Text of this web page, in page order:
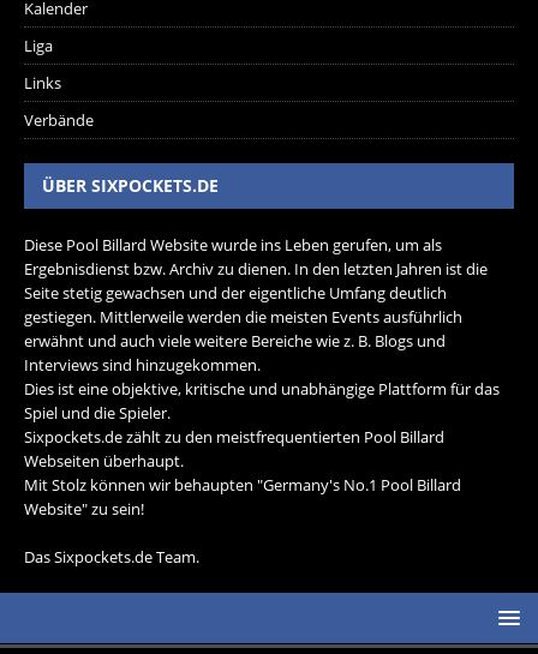
Kalender
Liga
Links
Verbände
ÜBER SIXPOCKETS.DE
Diese Pool Billard Website wurde ins Leben gerufen, um als
Ergebnisdienst bzw. Archiv zu dienen. In den letzten Jahren ist die
Seite stetig gewachsen und der eigentliche Umfang deutlich
gestiegen. Mittlerweile werden die meisten Events ausführlich
erwähnt und auch viele weitere Bereiche wie z. B. Blogs und
Interviews sind hinzugekommen.
Dies ist eine objektive, kritische und unabhängige Plattform für das
Spiel und die Spieler.
Sixpockets.de zählt zu den meistfrequentierten Pool Billard
Webseiten überhaupt.
Mit Stolz können wir behaupten "Germany's No.1 Pool Billard
Website" zu sein!
Das Sixpockets.de Team.